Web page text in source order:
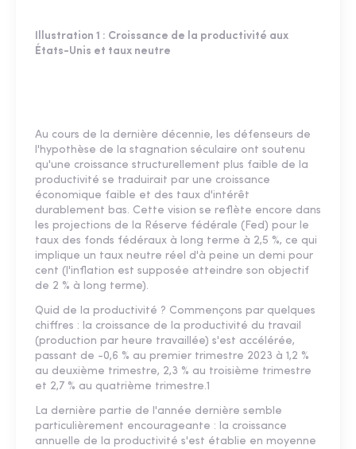
Illustration 1 : Croissance de la productivité aux
États-Unis et taux neutre
Au cours de la dernière décennie, les défenseurs de
l'hypothèse de la stagnation séculaire ont soutenu
qu'une croissance structurellement plus faible de la
productivité se traduirait par une croissance
économique faible et des taux d'intérêt
durablement bas. Cette vision se reflète encore dans
les projections de la Réserve fédérale (Fed) pour le
taux des fonds fédéraux à long terme à 2,5 %, ce qui
implique un taux neutre réel d'à peine un demi pour
cent (l'inflation est supposée atteindre son objectif
de 2 % à long terme).
Quid de la productivité ? Commençons par quelques
chiffres : la croissance de la productivité du travail
(production par heure travaillée) s'est accélérée,
passant de -0,6 % au premier trimestre 2023 à 1,2 %
au deuxième trimestre, 2,3 % au troisième trimestre
et 2,7 % au quatrième trimestre.1
La dernière partie de l'année dernière semble
particulièrement encourageante : la croissance
annuelle de la productivité s'est établie en moyenne